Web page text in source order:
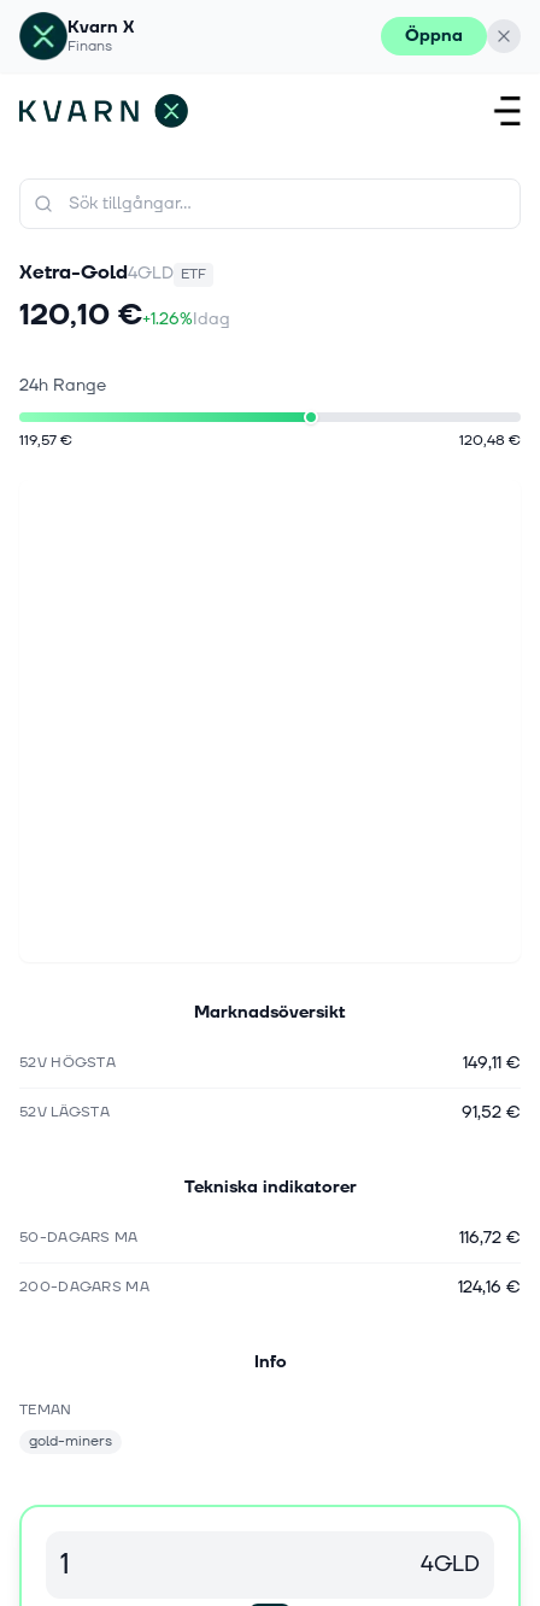
Kvarn X
Finans Öppna
Xetra-Gold4GLD ETF
120,10 €+1.26%Idag
24h Range
119,57 € 120,48 €
Marknadsöversikt
52V HÖGSTA 149,11 €
52V LÄGSTA 91,52 €
Tekniska indikatorer
50-DAGARS MA 116,72 €
200-DAGARS MA 124,16 €
Info
TEMAN
gold-miners
4GLD